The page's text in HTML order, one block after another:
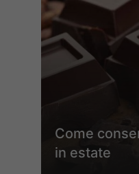
Come
in estate